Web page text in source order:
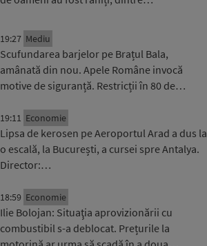
19:27 Mediu
Scufundarea barjelor pe Brațul Bala,
amânată din nou. Apele Române invocă
motive de siguranță. Restricții în 80 de…
19:11 Economie
Lipsa de kerosen pe Aeroportul Arad a dus la
o escală, la București, a cursei spre Antalya.
Director:…
18:59 Economie
Ilie Bolojan: Situaţia aprovizionării cu
combustibil s-a deblocat. Prețurile la